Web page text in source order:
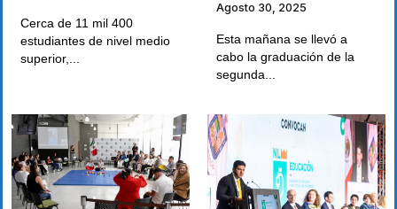
Cerca de 11 mil 400
estudiantes de nivel medio
superior,...
Agosto 30, 2025
Esta mañana se llevó a
cabo la graduación de la
segunda...